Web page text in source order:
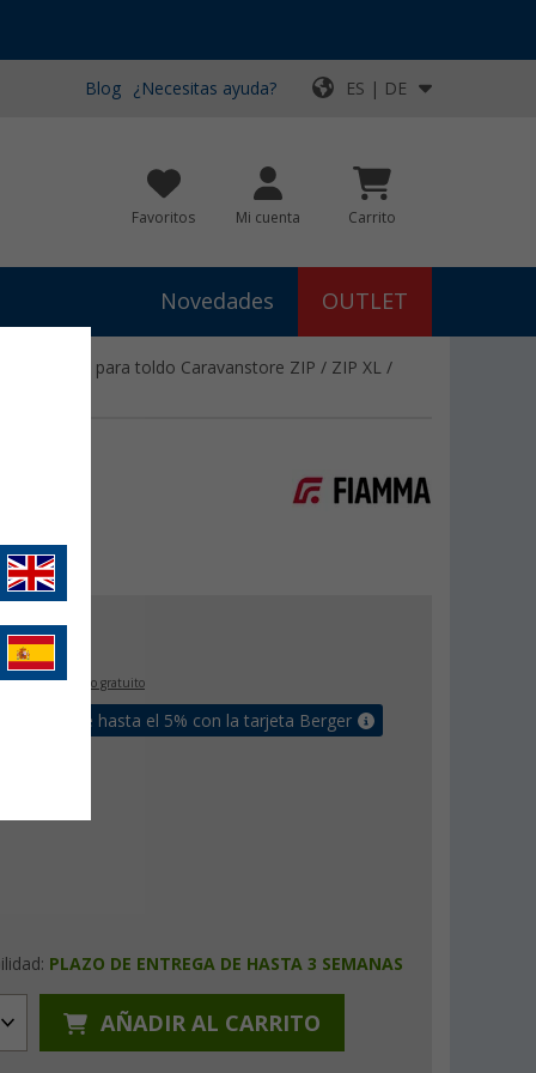
Blog ¿Necesitas ayuda? ES | DE
Favoritos Mi cuenta Carrito
Novedades OUTLET
195 cm para toldo Caravanstore ZIP / ZIP XL /
€
incluido envío gratuito
bonus de hasta el 5% con la tarjeta Berger
PLAZO DE ENTREGA DE HASTA 3 SEMANAS
AÑADIR AL CARRITO